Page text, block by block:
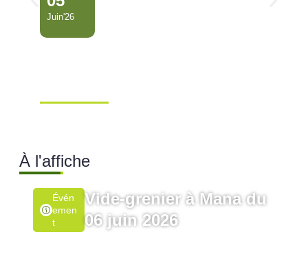
Juin'26
À l'affiche
Évén
Emen
T
Vide-grenier à Mana du
06 juin 2026